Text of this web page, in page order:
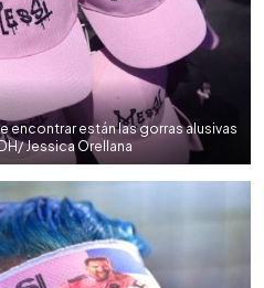
encontrar están las gorras alusivas
Jessica Orellana